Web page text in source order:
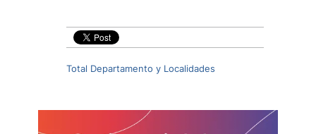
Total Departamento y Localidades